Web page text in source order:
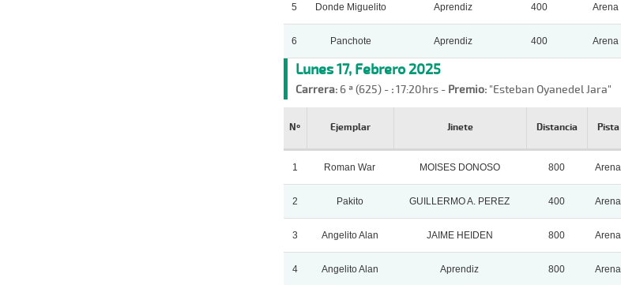
5 Donde Miguelito Aprendiz 400 Arena
6 Panchote Aprendiz 400 Arena
Lunes 17, Febrero 2025
Carrera:6 ª (625) - :17:20hrs - Premio:"Esteban Oyanedel Jara"
Nº Ejemplar Jinete Distancia Pista
1 Roman War MOISES DONOSO 800 Arena
2 Pakito GUILLERMO A. PEREZ 400 Arena
3 Angelito Alan JAIME HEIDEN 800 Arena
4 Angelito Alan Aprendiz 800 Arena